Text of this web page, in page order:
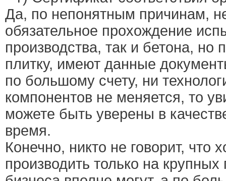
Да, по непонятным причинам,
обязательное прохождение
производства, так и бетона,
плитку, имеют данные
по большому счету, ни
компонентов не меняется, то
можете быть уверены в
время.
Конечно, никто не говорит,
производить только на